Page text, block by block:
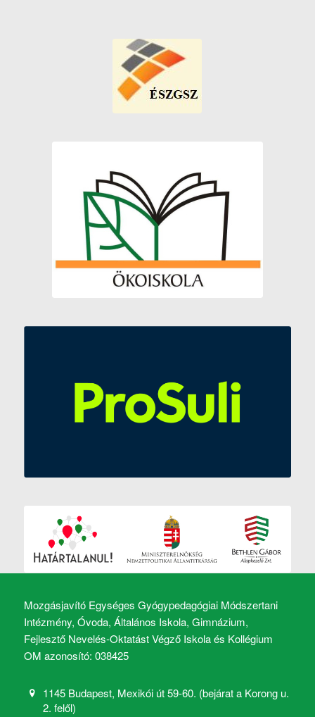
Mozgásjavító Egységes Gyógypedagógiai Módszertani
Intézmény, Óvoda, Általános Iskola, Gimnázium,
Fejlesztő Nevelés-Oktatást Végző Iskola és Kollégium
OM azonosító: 038425
1145 Budapest, Mexikói út 59-60. (bejárat a Korong u.
2. felől)